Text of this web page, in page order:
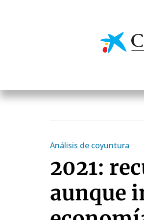
Análisis de coyuntura
2021:
aunque